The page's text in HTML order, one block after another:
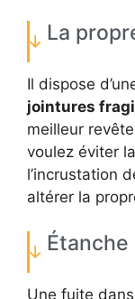
La
Il dispose
jointures
meilleur
voulez éviter
l’incrustation
altérer la
Étanche
Une fuite